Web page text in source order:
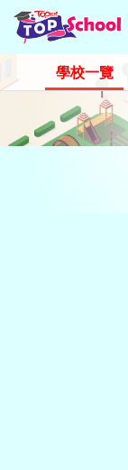
學校一覽